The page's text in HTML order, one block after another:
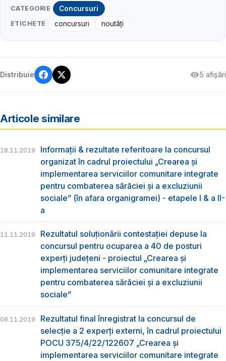
CATEGORIE Concursuri
ETICHETE concursuri noutăți
Distribuie 5 afișări
Articole similare
18.11.2019
Informații & rezultate referitoare la concursul
organizat în cadrul proiectului „Crearea și
implementarea serviciilor comunitare integrate
pentru combaterea sărăciei și a excluziunii
sociale” (în afara organigramei) - etapele I & a II-
a
11.11.2019
Rezultatul soluționării contestației depuse la
concursul pentru ocuparea a 40 de posturi
experți județeni - proiectul „Crearea și
implementarea serviciilor comunitare integrate
pentru combaterea sărăciei și a excluziunii
sociale”
08.11.2019
Rezultatul final înregistrat la concursul de
selecție a 2 experți externi, în cadrul proiectului
POCU 375/4/22/122607 „Crearea și
implementarea serviciilor comunitare integrate